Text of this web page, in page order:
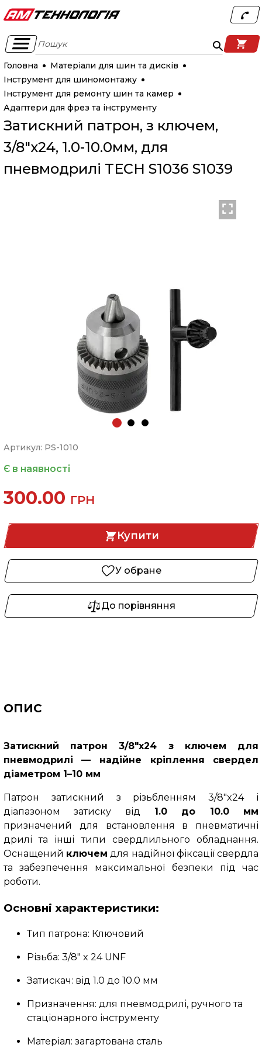
Пошук
Головна
Матеріали для шин та дисків
Інструмент для шиномонтажу
Інструмент для ремонту шин та камер
Адаптери для фрез та інструменту
Затискний патрон, з ключем,
3/8"х24, 1.0-10.0мм, для
пневмодрилі TECH S1036 S1039
Артикул: PS-1010
Є в наявності
300.00 ГРН
Купити
У обране
До порівняння
ОПИС
Затискний патрон 3/8"x24 з ключем для
пневмодрилі — надійне кріплення свердел
діаметром 1–10 мм
Патрон затискний з різьбленням 3/8"x24 і
діапазоном затиску від 1.0 до 10.0 мм
призначений для встановлення в пневматичні
дрилі та інші типи свердлильного обладнання.
Оснащений ключем для надійної фіксації свердла
та забезпечення максимальної безпеки під час
роботи.
Основні характеристики:
Тип патрона: Ключовий
Різьба: 3/8" x 24 UNF
Затискач: від 1.0 до 10.0 мм
Призначення: для пневмодрилі, ручного та
стаціонарного інструменту
Матеріал: загартована сталь